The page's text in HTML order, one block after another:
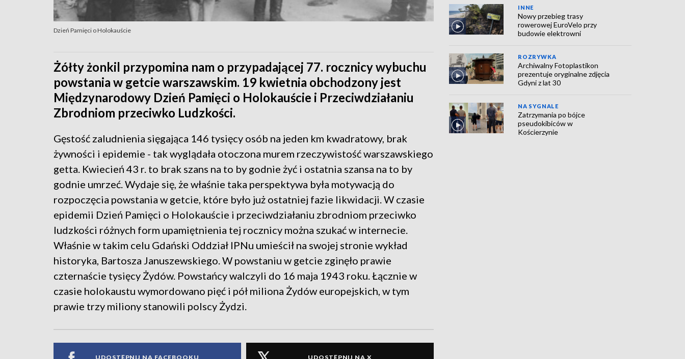
Dzień Pamięci o Holokauście
Żółty żonkil przypomina nam o przypadającej 77. rocznicy wybuchu
powstania w getcie warszawskim. 19 kwietnia obchodzony jest
Międzynarodowy Dzień Pamięci o Holokauście i Przeciwdziałaniu
Zbrodniom przeciwko Ludzkości.
Gęstość zaludnienia sięgająca 146 tysięcy osób na jeden km kwadratowy, brak
żywności i epidemie - tak wyglądała otoczona murem rzeczywistość warszawskiego
getta. Kwiecień 43 r. to brak szans na to by godnie żyć i ostatnia szansa na to by
godnie umrzeć. Wydaje się, że właśnie taka perspektywa była motywacją do
rozpoczęcia powstania w getcie, które było już ostatniej fazie likwidacji. W czasie
epidemii Dzień Pamięci o Holokauście i przeciwdziałaniu zbrodniom przeciwko
ludzkości różnych form upamiętnienia tej rocznicy można szukać w internecie.
Właśnie w takim celu Gdański Oddział IPNu umieścił na swojej stronie wykład
historyka, Bartosza Januszewskiego. W powstaniu w getcie zginęło prawie
czternaście tysięcy Żydów. Powstańcy walczyli do 16 maja 1943 roku. Łącznie w
czasie holokaustu wymordowano pięć i pół miliona Żydów europejskich, w tym
prawie trzy miliony stanowili polscy Żydzi.
UDOSTĘPNIJ NA FACEBOOKU UDOSTĘPNIJ NA X
INNE
Nowy przebieg trasy
rowerowej EuroVelo przy
budowie elektrowni
ROZRYWKA
Archiwalny Fotoplastikon
prezentuje oryginalne zdjęcia
Gdyni z lat 30
NA SYGNALE
Zatrzymania po bójce
pseudokibiców w
Kościerzynie